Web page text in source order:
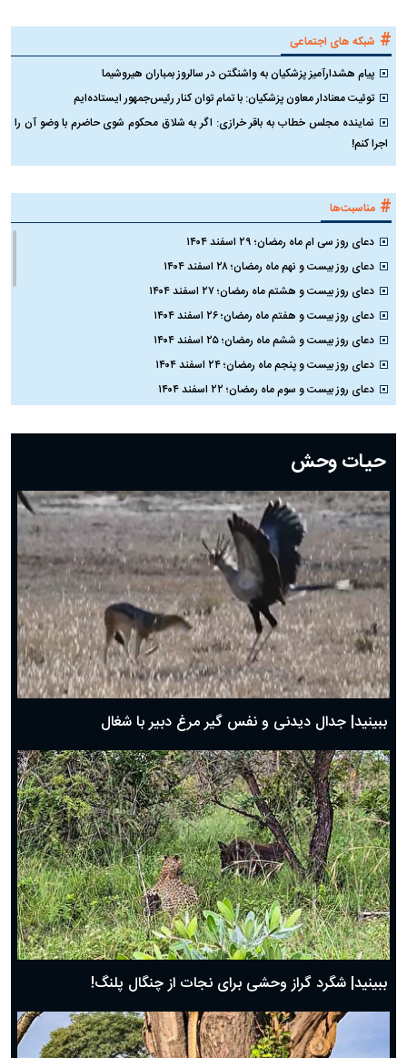
# شبکه های اجتماعی
پیام هشدارآمیز پزشکیان به واشنگتن در سالروز بمباران هیروشیما
توئیت معنادار معاون پزشکیان: با تمام توان کنار رئیس‌جمهور ایستاده‌ایم
نماینده مجلس خطاب به باقر خرازی: اگر به شلاق محکوم شوی حاضرم با وضو آن را
اجرا کنم!
# مناسبت‌ها
دعای روز سی ام ماه رمضان؛ ۲۹ اسفند ۱۴۰۴
دعای روز بیست و نهم ماه رمضان؛ ۲۸ اسفند ۱۴۰۴
دعای روز بیست و هشتم ماه رمضان؛ ۲۷ اسفند ۱۴۰۴
دعای روز بیست و هفتم ماه رمضان؛ ۲۶ اسفند ۱۴۰۴
دعای روز بیست و ششم ماه رمضان؛ ۲۵ اسفند ۱۴۰۴
دعای روز بیست و پنجم ماه رمضان؛ ۲۴ اسفند ۱۴۰۴
دعای روز بیست و سوم ماه رمضان؛ ۲۲ اسفند ۱۴۰۴
دعای روز بیستم ماه رمضان؛ ۱۹ اسفند ۱۴۰۴
دعای روز هشتم ماه مبارک رمضان؛ ۷ اسفند ماه ۱۴۰۴
دعای روز هفتم ماه رمضان؛ ۶ اسفند ۱۴۰۴
دعای روز ششم ماه رمضان؛ ۵ اسفند ۱۴۰۴
دعای روز پنجم ماه رمضان؛ ۴ اسفند ۱۴۰۴
دعای روز چهارم ماه مبارک رمضان؛ ۳ اسفند ۱۴۰۴
دعای روز سوم ماه مبارک رمضان؛ ۱۴ اسفند ۱۴۰۴
دعای روز دوم ماه مبارک رمضان ۱ اسفند ماه ۱۴۰۴
دعای روز اول ماه مبارک رمضان، ۳۰ بهمن ۱۴۰۴
حضرت زینب(س) چگونه از دنیا رفت؟
بهترین پیامک تبریک روز پدر ۱۴۰۴؛ جملات زیبا و صمیمانه
حیات وحش
ببینید| جدال دیدنی و نفس گیر مرغ دبیر با شغال
ببینید| شگرد گراز وحشی برای نجات از چنگال پلنگ!